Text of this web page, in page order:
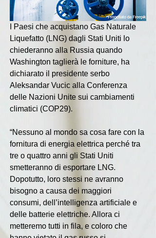
I Paesi che acquistano Gas Naturale
Liquefatto (LNG) dagli Stati Uniti lo
chiederanno alla Russia quando
Washington taglierà le forniture, ha
dichiarato il presidente serbo
Aleksandar Vucic alla Conferenza
delle Nazioni Unite sui cambiamenti
climatici (COP29).
“Nessuno al mondo sa cosa fare con la
fornitura di energia elettrica perché tra
tre o quattro anni gli Stati Uniti
smetteranno di esportare LNG.
Dopotutto, loro stessi ne avranno
bisogno a causa dei maggiori
consumi, dell’intelligenza artificiale e
delle batterie elettriche. Allora ci
metteremo tutti in fila, e coloro che